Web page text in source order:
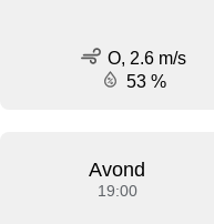
O, 2.6 m/s
53 %
Avond
19:00